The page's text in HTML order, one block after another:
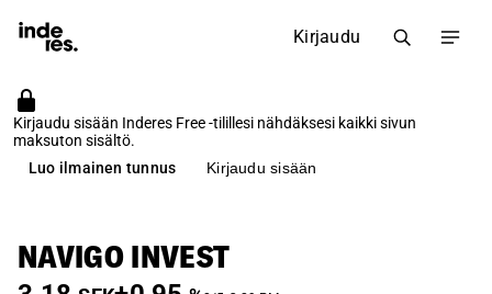
Kirjaudu
Kirjaudu sisään Inderes Free -tilillesi nähdäksesi kaikki sivun
maksuton sisältö.
Luo ilmainen tunnus
Kirjaudu sisään
NAVIGO INVEST